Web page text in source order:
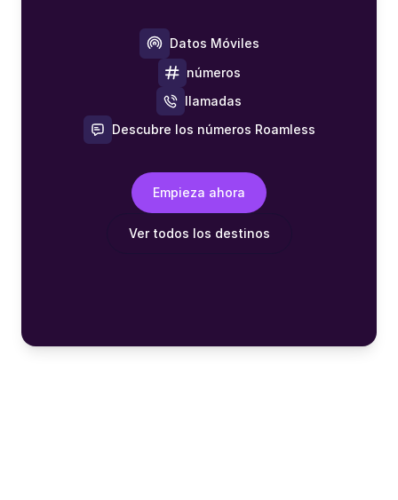
Datos Móviles
números
llamadas
Descubre los números Roamless
Empieza ahora
Ver todos los destinos